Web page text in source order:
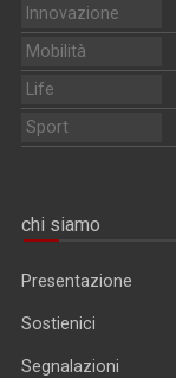
Innovazione
Mobilità
Life
Sport
chi siamo
Presentazione
Sostienici
Segnalazioni